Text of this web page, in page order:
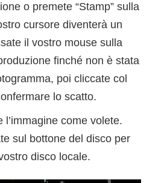
o premete “Stamp” sulla
cursore diventerà un
il vostro mouse sulla
finché non è stata
poi cliccate col
lo scatto.
l’immagine come volete.
sul bottone del disco per
disco locale.